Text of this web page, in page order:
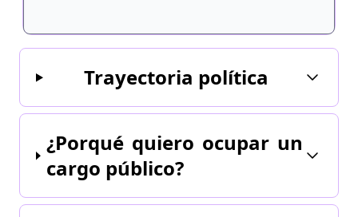
Trayectoria política
¿Porqué quiero ocupar un
cargo público?